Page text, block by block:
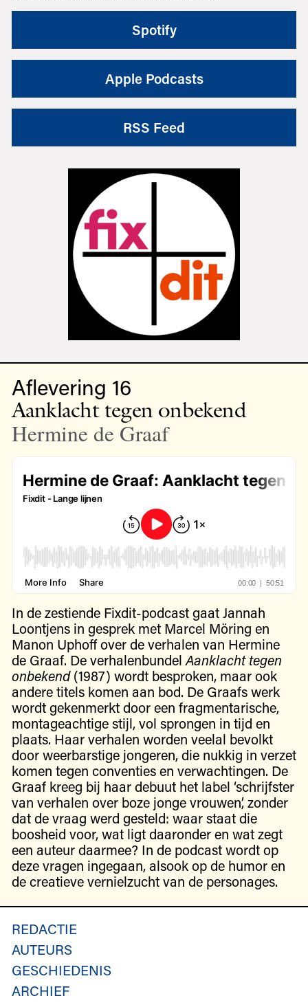
Spotify
Apple Podcasts
RSS Feed
Aflevering 16
Aanklacht tegen onbekend
Hermine de Graaf
In de zestiende Fixdit-podcast gaat Jannah
Loontjens in gesprek met Marcel Möring en
Manon Uphoff over de verhalen van Hermine
de Graaf. De verhalenbundel Aanklacht tegen
onbekend(1987) wordt besproken, maar ook
andere titels komen aan bod. De Graafs werk
wordt gekenmerkt door een fragmentarische,
montageachtige stijl, vol sprongen in tijd en
plaats. Haar verhalen worden veelal bevolkt
door weerbarstige jongeren, die nukkig in verzet
komen tegen conventies en verwachtingen. De
Graaf kreeg bij haar debuut het label ‘schrijfster
van verhalen over boze jonge vrouwen’, zonder
dat de vraag werd gesteld: waar staat die
boosheid voor, wat ligt daaronder en wat zegt
een auteur daarmee? In de podcast wordt op
deze vragen ingegaan, alsook op de humor en
de creatieve vernielzucht van de personages.
REDACTIE
AUTEURS
GESCHIEDENIS
ARCHIEF